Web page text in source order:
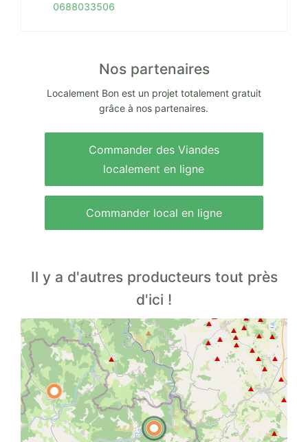
0688033506
Nos partenaires
Localement Bon est un projet totalement gratuit
grâce à nos partenaires.
Commander des Viandes
localement en ligne
Commander local en ligne
Il y a d'autres producteurs tout près
d'ici !